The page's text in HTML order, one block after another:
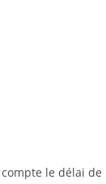
le délai